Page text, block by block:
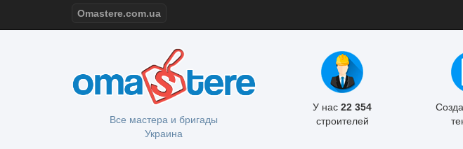
Omastere.com.ua
Все мастера и бригады
Украина
У нас 22 354
строителей